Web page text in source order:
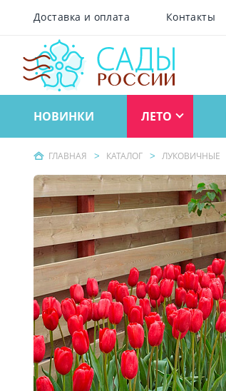
Доставка и оплата Контакты
НОВИНКИ ЛЕТО
ГЛАВНАЯ КАТАЛОГ ЛУКОВИЧНЫЕ